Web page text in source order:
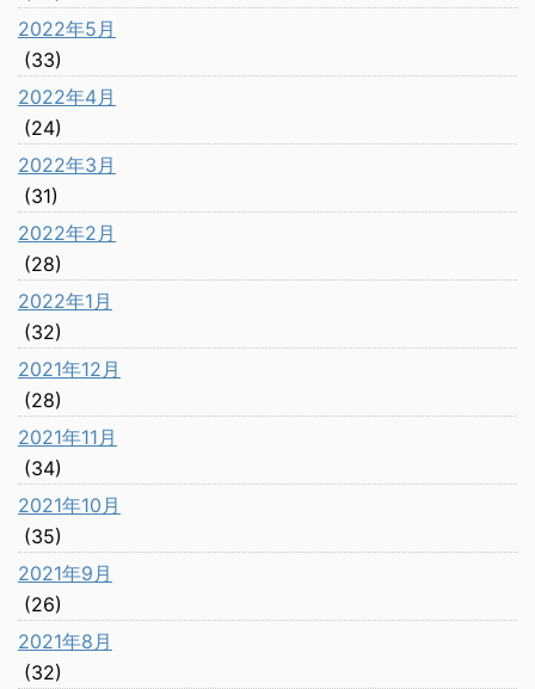
2022年5月
(33)
2022年4月
(24)
2022年3月
(31)
2022年2月
(28)
2022年1月
(32)
2021年12月
(28)
2021年11月
(34)
2021年10月
(35)
2021年9月
(26)
2021年8月
(32)